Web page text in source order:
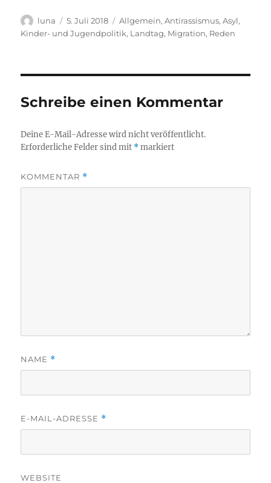
Autor
luna
Veröffentlicht
am
5. Juli 2018 Kategorien
Allgemein,Antirassismus,Asyl,
Kinder- und Jugendpolitik, Landtag, Migration, Reden
Schreibe einen Kommentar
Deine E-Mail-Adresse wird nicht veröffentlicht.
Erforderliche Felder sind mit *markiert
KOMMENTAR *
NAME *
E-MAIL-ADRESSE *
WEBSITE